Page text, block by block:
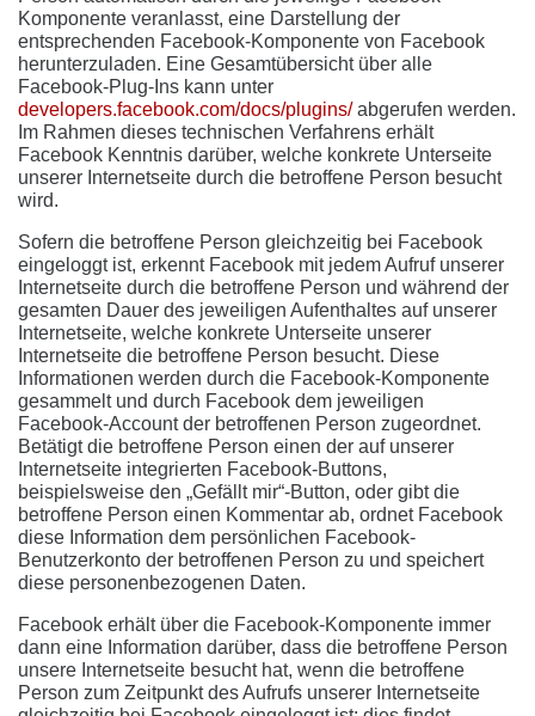
Komponente veranlasst, eine Darstellung der
entsprechenden Facebook-Komponente von Facebook
herunterzuladen. Eine Gesamtübersicht über alle
Facebook-Plug-Ins kann unter
developers.facebook.com/docs/plugins/abgerufen werden.
Im Rahmen dieses technischen Verfahrens erhält
Facebook Kenntnis darüber, welche konkrete Unterseite
unserer Internetseite durch die betroffene Person besucht
wird.
Sofern die betroffene Person gleichzeitig bei Facebook
eingeloggt ist, erkennt Facebook mit jedem Aufruf unserer
Internetseite durch die betroffene Person und während der
gesamten Dauer des jeweiligen Aufenthaltes auf unserer
Internetseite, welche konkrete Unterseite unserer
Internetseite die betroffene Person besucht. Diese
Informationen werden durch die Facebook-Komponente
gesammelt und durch Facebook dem jeweiligen
Facebook-Account der betroffenen Person zugeordnet.
Betätigt die betroffene Person einen der auf unserer
Internetseite integrierten Facebook-Buttons,
beispielsweise den „Gefällt mir“-Button, oder gibt die
betroffene Person einen Kommentar ab, ordnet Facebook
diese Information dem persönlichen Facebook-
Benutzerkonto der betroffenen Person zu und speichert
diese personenbezogenen Daten.
Facebook erhält über die Facebook-Komponente immer
dann eine Information darüber, dass die betroffene Person
unsere Internetseite besucht hat, wenn die betroffene
Person zum Zeitpunkt des Aufrufs unserer Internetseite